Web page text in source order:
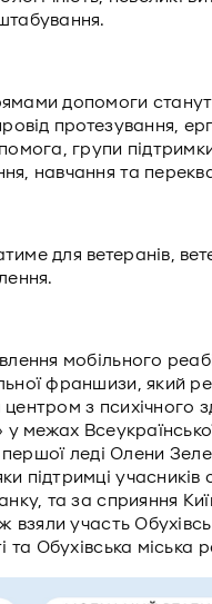
допомоги
протезування,
групи
навчання та
для ветеранів,
мобільного
франшизи, який
з психічного
у межах
першої леді Олени
підтримці учасників
та за сприяння
взяли участь
та Обухівська міська